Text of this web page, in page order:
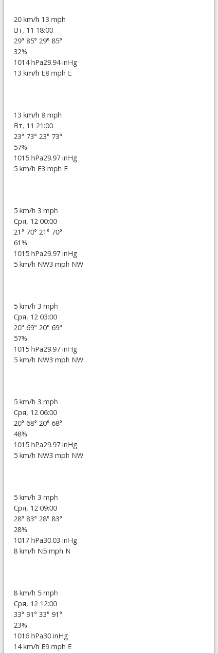
20 km/h 13 mph
Вт, 11 18:00
29° 85° 29° 85°
32%
1014 hPa29.94 inHg
13 km/h E8 mph E
13 km/h 8 mph
Вт, 11 21:00
23° 73° 23° 73°
57%
1015 hPa29.97 inHg
5 km/h E3 mph E
5 km/h 3 mph
Сря, 12 00:00
21° 70° 21° 70°
61%
1015 hPa29.97 inHg
5 km/h NW3 mph NW
5 km/h 3 mph
Сря, 12 03:00
20° 69° 20° 69°
57%
1015 hPa29.97 inHg
5 km/h NW3 mph NW
5 km/h 3 mph
Сря, 12 06:00
20° 68° 20° 68°
48%
1015 hPa29.97 inHg
5 km/h NW3 mph NW
5 km/h 3 mph
Сря, 12 09:00
28° 83° 28° 83°
28%
1017 hPa30.03 inHg
8 km/h N5 mph N
8 km/h 5 mph
Сря, 12 12:00
33° 91° 33° 91°
23%
1016 hPa30 inHg
14 km/h E9 mph E